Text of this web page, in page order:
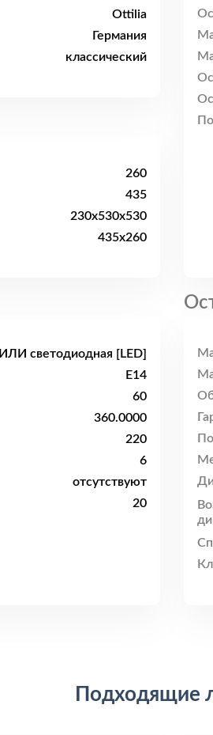
Ottilia
Германия
классический
260
435
230x530x530
435x260
светодиодная [LED]
E14
60
360.0000
220
6
отсутствуют
20
Подходящие